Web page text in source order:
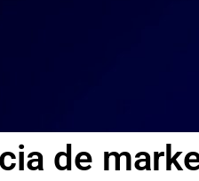
de